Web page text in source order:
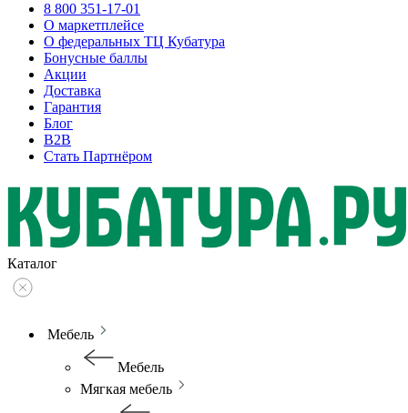
8 800 351-17-01
О маркетплейсе
О федеральных ТЦ Кубатура
Бонусные баллы
Акции
Доставка
Гарантия
Блог
B2B
Стать Партнёром
Каталог
Мебель
Мебель
Мягкая мебель